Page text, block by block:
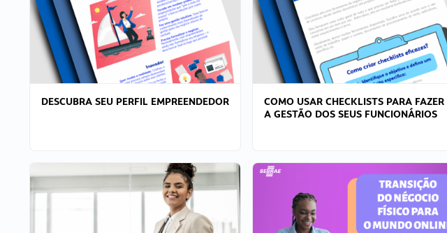
DESCUBRA SEU PERFIL EMPREENDEDOR
COMO USAR CHECKLISTS PARA FAZER
A GESTÃO DOS SEUS FUNCIONÁRIOS